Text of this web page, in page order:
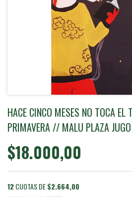
HACE CINCO MESES NO TOCA EL
PRIMAVERA // MALU PLAZA JUGO
$18.000,00
12CUOTAS DE$2.664,00